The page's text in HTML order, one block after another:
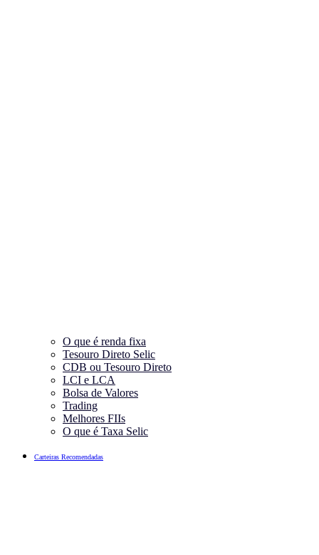
O que é renda fixa
Tesouro Direto Selic
CDB ou Tesouro Direto
LCI e LCA
Bolsa de Valores
Trading
Melhores FIIs
O que é Taxa Selic
Carteiras Recomendadas